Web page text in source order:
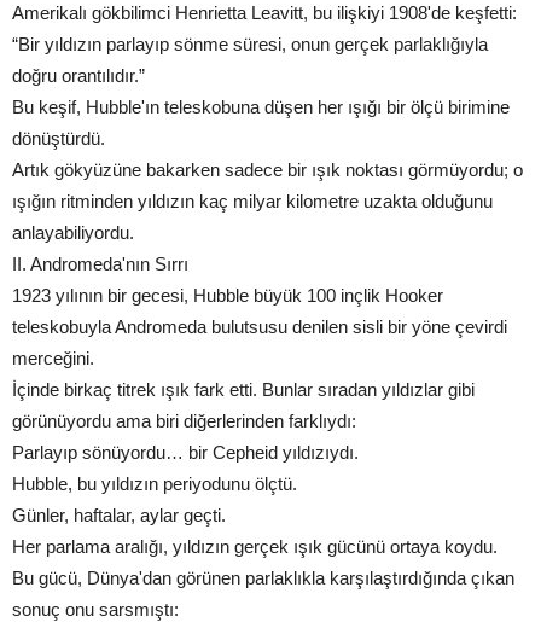
Amerikalı gökbilimci Henrietta Leavitt, bu ilişkiyi 1908'de keşfetti:
“Bir yıldızın parlayıp sönme süresi, onun gerçek parlaklığıyla
doğru orantılıdır.”
Bu keşif, Hubble'ın teleskobuna düşen her ışığı bir ölçü birimine
dönüştürdü.
Artık gökyüzüne bakarken sadece bir ışık noktası görmüyordu; o
ışığın ritminden yıldızın kaç milyar kilometre uzakta olduğunu
anlayabiliyordu.
II. Andromeda'nın Sırrı
1923 yılının bir gecesi, Hubble büyük 100 inçlik Hooker
teleskobuyla Andromeda bulutsusu denilen sisli bir yöne çevirdi
merceğini.
İçinde birkaç titrek ışık fark etti. Bunlar sıradan yıldızlar gibi
görünüyordu ama biri diğerlerinden farklıydı:
Parlayıp sönüyordu… bir Cepheid yıldızıydı.
Hubble, bu yıldızın periyodunu ölçtü.
Günler, haftalar, aylar geçti.
Her parlama aralığı, yıldızın gerçek ışık gücünü ortaya koydu.
Bu gücü, Dünya'dan görünen parlaklıkla karşılaştırdığında çıkan
sonuç onu sarsmıştı: